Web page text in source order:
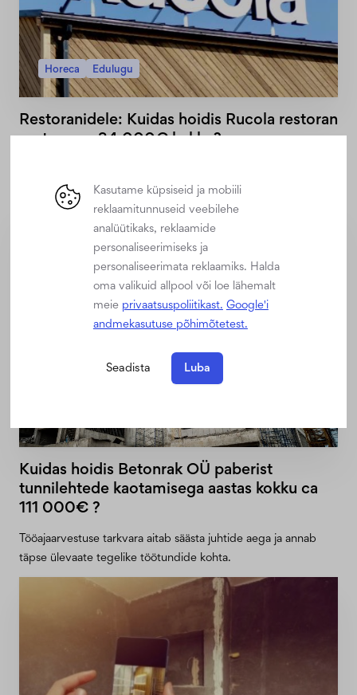
Horeca Edulugu
Restoranidele: Kuidas hoidis Rucola restoran
aastaga ca 34 000€ kokku?
väärtuslikke töötunde kui ka raha.
Kuidas hoidis Betonrak OÜ paberist
tunnilehtede kaotamisega aastas kokku ca
111 000€ ?
Tööajaarvestuse tarkvara aitab säästa juhtide aega ja annab
täpse ülevaate tegelike töötundide kohta.
Kasutame küpsiseid ja mobiili
reklaamitunnuseid veebilehe
analüütikaks, reklaamide
personaliseerimiseks ja
personaliseerimata reklaamiks. Halda
oma valikuid allpool või loe lähemalt
meie privaatsuspoliitikast. Google'i
andmekasutuse põhimõtetest.
Seadista Luba